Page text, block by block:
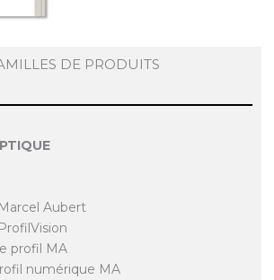
DE PRODUITS
Aubert
profil MA
numérique MA